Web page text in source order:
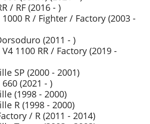
/ RF (2016 - )
1000 R / Fighter / Factory (2003 -
(2011 - )
1100 RR / Factory (2019 -
SP (2000 - 2001)
(2021 - )
(1998 - 2000)
R (1998 - 2000)
/ R (2011 - 2014)